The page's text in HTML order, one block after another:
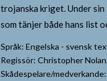
trojanska kriget. Under
som tänjer både hans list
Språk: Engelska - svensk
Regissör: Christopher Nolan
Skådespelare/